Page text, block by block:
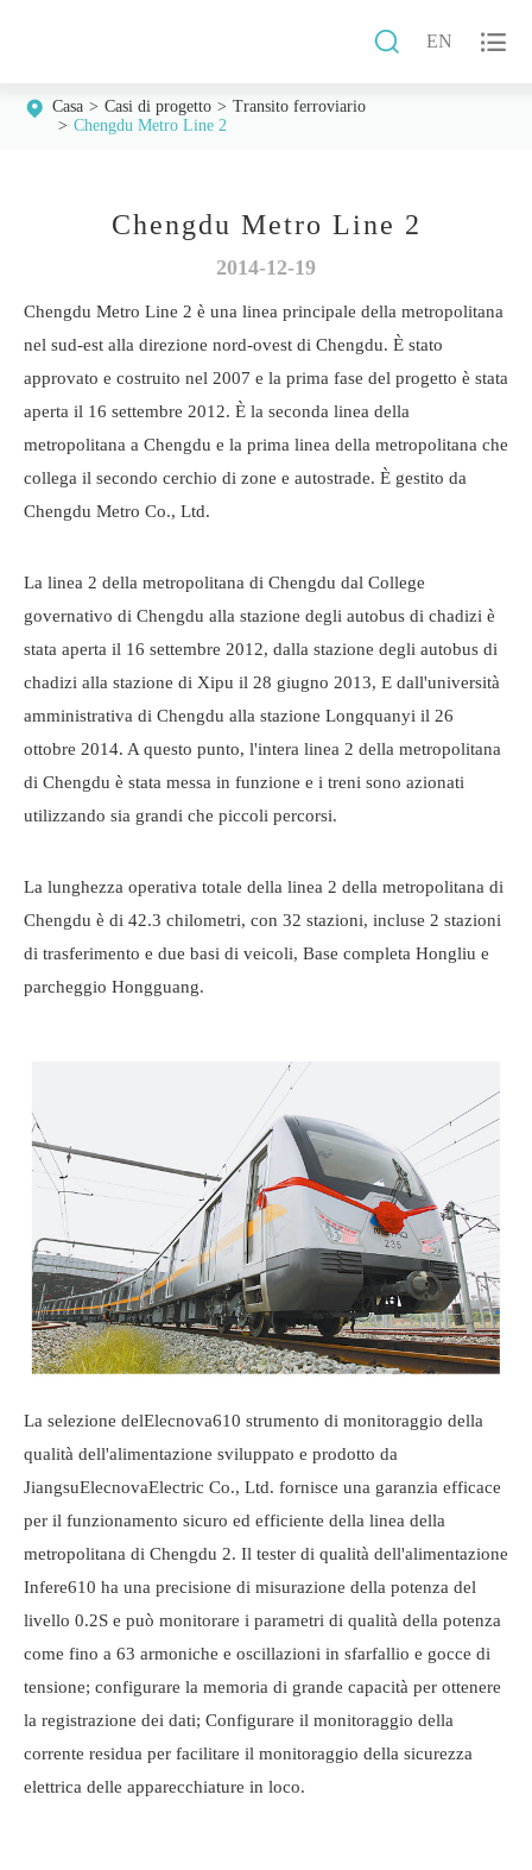
 EN 
Casa Casi di progetto
Transito ferroviario
Chengdu Metro Line 2
Chengdu Metro Line 2
2014-12-19
Chengdu Metro Line 2 è una linea principale della metropolitana
nel sud-est alla direzione nord-ovest di Chengdu. È stato
approvato e costruito nel 2007 e la prima fase del progetto è stata
aperta il 16 settembre 2012. È la seconda linea della
metropolitana a Chengdu e la prima linea della metropolitana che
collega il secondo cerchio di zone e autostrade. È gestito da
Chengdu Metro Co., Ltd.
La linea 2 della metropolitana di Chengdu dal College
governativo di Chengdu alla stazione degli autobus di chadizi è
stata aperta il 16 settembre 2012, dalla stazione degli autobus di
chadizi alla stazione di Xipu il 28 giugno 2013, E dall'università
amministrativa di Chengdu alla stazione Longquanyi il 26
ottobre 2014. A questo punto, l'intera linea 2 della metropolitana
di Chengdu è stata messa in funzione e i treni sono azionati
utilizzando sia grandi che piccoli percorsi.
La lunghezza operativa totale della linea 2 della metropolitana di
Chengdu è di 42.3 chilometri, con 32 stazioni, incluse 2 stazioni
di trasferimento e due basi di veicoli, Base completa Hongliu e
parcheggio Hongguang.
La selezione delElecnova610 strumento di monitoraggio della
qualità dell'alimentazione sviluppato e prodotto da
JiangsuElecnovaElectric Co., Ltd. fornisce una garanzia efficace
per il funzionamento sicuro ed efficiente della linea della
metropolitana di Chengdu 2. Il tester di qualità dell'alimentazione
Infere610 ha una precisione di misurazione della potenza del
livello 0.2S e può monitorare i parametri di qualità della potenza
come fino a 63 armoniche e oscillazioni in sfarfallio e gocce di
tensione; configurare la memoria di grande capacità per ottenere
la registrazione dei dati; Configurare il monitoraggio della
corrente residua per facilitare il monitoraggio della sicurezza
elettrica delle apparecchiature in loco.